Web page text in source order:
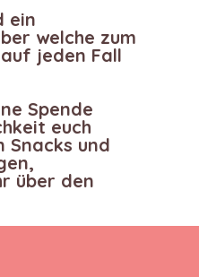
ein
welche zum
jeden Fall
Spende
euch
Snacks und
über den